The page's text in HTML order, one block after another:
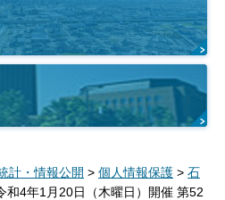
計・情報公開 > 個人情報保護 > 石
和4年1月20日（木曜日）開催 第52